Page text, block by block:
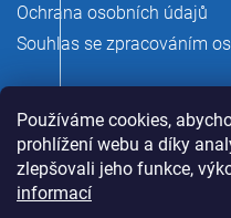
Používáme cookies,
prohlížení webu a díky
zlepšovali jeho funkce,
informací
Ochrana osobních údajů
Souhlas se zpracováním